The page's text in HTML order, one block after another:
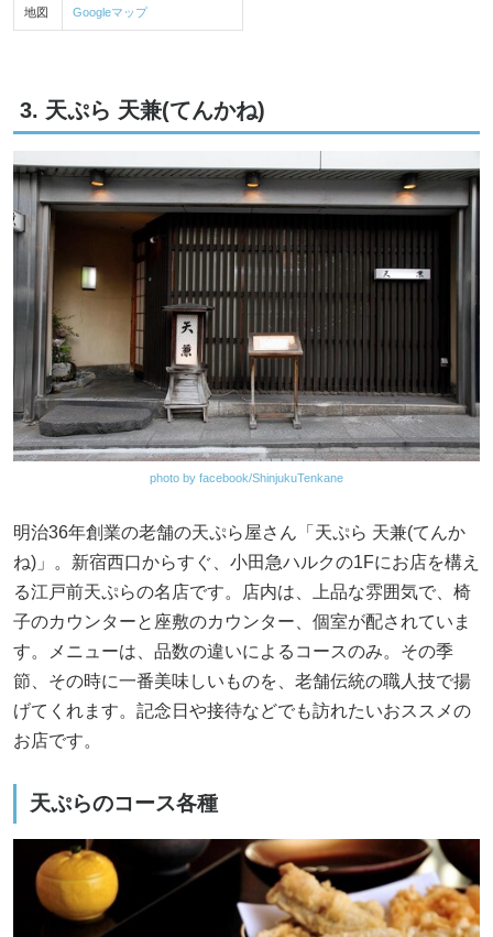
地図 Googleマップ
3. 天ぷら 天兼(てんかね)
photo by facebook/ShinjukuTenkane
明治36年創業の老舗の天ぷら屋さん「天ぷら 天兼(てんか
ね)」。新宿西口からすぐ、小田急ハルクの1Fにお店を構え
る江戸前天ぷらの名店です。店内は、上品な雰囲気で、椅
子のカウンターと座敷のカウンター、個室が配されていま
す。メニューは、品数の違いによるコースのみ。その季
節、その時に一番美味しいものを、老舗伝統の職人技で揚
げてくれます。記念日や接待などでも訪れたいおススメの
お店です。
天ぷらのコース各種